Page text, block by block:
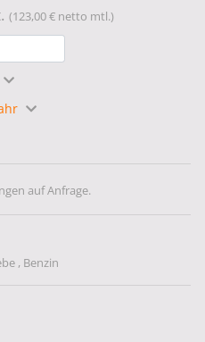
(123,00 € netto mtl.)
auf Anfrage.
, Benzin